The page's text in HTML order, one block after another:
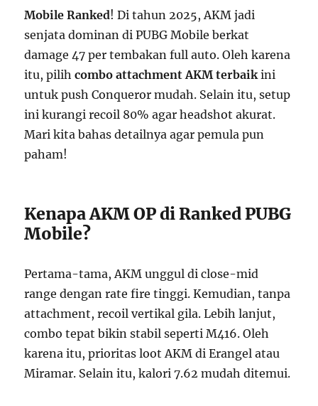
Mobile Ranked! Di tahun 2025, AKM jadi
senjata dominan di PUBG Mobile berkat
damage 47 per tembakan full auto. Oleh karena
itu, pilihcombo attachment AKM terbaik ini
untuk push Conqueror mudah. Selain itu, setup
ini kurangi recoil 80% agar headshot akurat.
Mari kita bahas detailnya agar pemula pun
paham!
Kenapa AKM OP di Ranked PUBG
Mobile?
Pertama-tama, AKM unggul di close-mid
range dengan rate fire tinggi. Kemudian, tanpa
attachment, recoil vertikal gila. Lebih lanjut,
combo tepat bikin stabil seperti M416. Oleh
karena itu, prioritas loot AKM di Erangel atau
Miramar. Selain itu, kalori 7.62 mudah ditemui.